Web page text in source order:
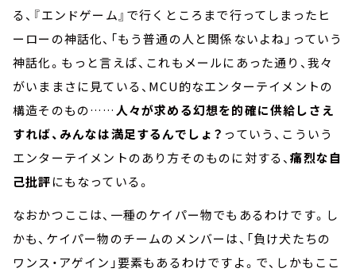
る、『エンドゲーム』で行くところまで行ってしまったヒ
ーローの神話化、「もう普通の人と関係ないよね」っていう
神話化。もっと言えば、これもメールにあった通り、我々
がいままさに見ている、MCU的なエンターテイメントの
構造そのもの…… 人々が求める幻想を的確に供給しさえ
すれば、みんなは満足するんでしょ？ っていう、こういう
エンターテイメントのあり方そのものに対する、痛烈な自
己批評にもなっている。
なおかつここは、一種のケイパー物でもあるわけです。し
かも、ケイパー物のチームのメンバーは、「負け犬たちの
ワンス・アゲイン」要素もあるわけですよ。で、しかもここ